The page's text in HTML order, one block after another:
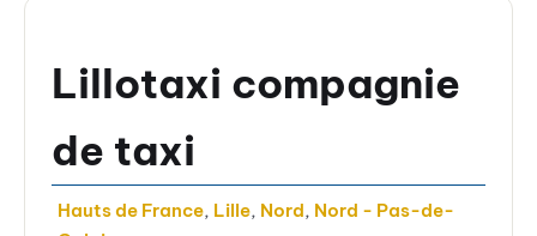
Lillotaxi compagnie
de taxi
Hauts de France, Lille, Nord, Nord - Pas-de-